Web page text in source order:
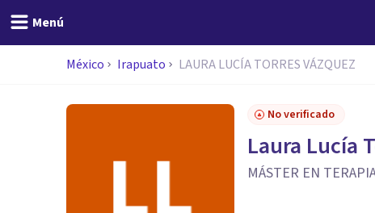
Menú
México Irapuato LAURA LUCÍA TORRES VÁZQUEZ
No verificado
Laura Lucía
MÁSTER EN